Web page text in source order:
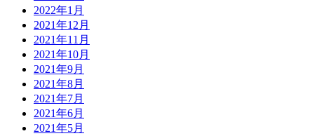
2022年1月
2021年12月
2021年11月
2021年10月
2021年9月
2021年8月
2021年7月
2021年6月
2021年5月